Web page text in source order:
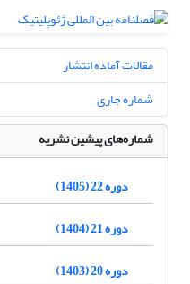
مقالات آماده انتشار
شماره جاری
شماره‌های پیشین نشریه
دوره 22 (1405)
دوره 21 (1404)
دوره 20 (1403)